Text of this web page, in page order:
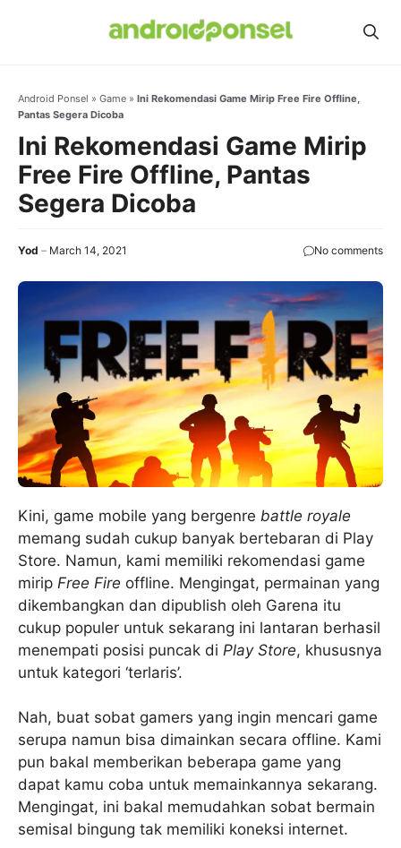
Android Ponsel » Game » Ini Rekomendasi Game Mirip Free Fire Offline,
Pantas Segera Dicoba
Ini Rekomendasi Game Mirip
Free Fire Offline, Pantas
Segera Dicoba
Yod March 14, 2021 No comments
Kini, game mobile yang bergenre battle royale
memang sudah cukup banyak bertebaran di Play
Store. Namun, kami memiliki rekomendasi game
mirip Free Fire offline. Mengingat, permainan yang
dikembangkan dan dipublish oleh Garena itu
cukup populer untuk sekarang ini lantaran berhasil
menempati posisi puncak di Play Store, khususnya
untuk kategori ‘terlaris’.
Nah, buat sobat gamers yang ingin mencari game
serupa namun bisa dimainkan secara offline. Kami
pun bakal memberikan beberapa game yang
dapat kamu coba untuk memainkannya sekarang.
Mengingat, ini bakal memudahkan sobat bermain
semisal bingung tak memiliki koneksi internet.